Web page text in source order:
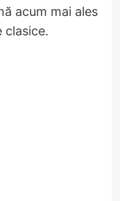
acum mai ales
clasice.